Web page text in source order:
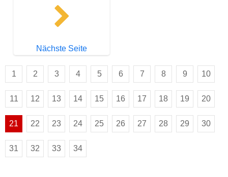
Nächste Seite
1 2 3 4 5 6 7 8 9 10
11 12 13 14 15 16 17 18 19 20
21 22 23 24 25 26 27 28 29 30
31 32 33 34